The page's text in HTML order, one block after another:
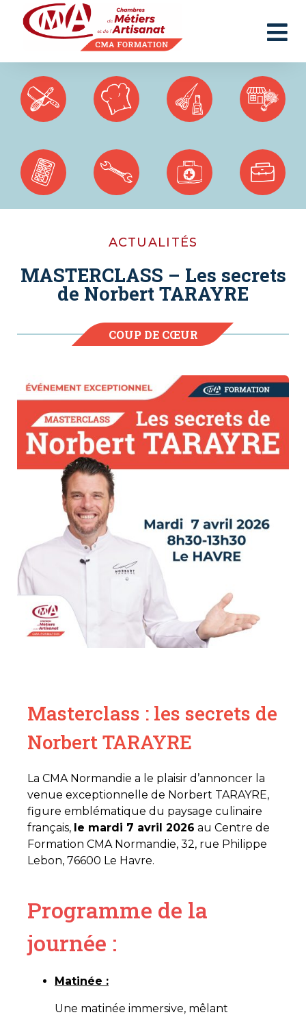
ACTUALITÉS
MASTERCLASS – Les secrets
de Norbert TARAYRE
COUP DE CŒUR
Masterclass : les secrets de
Norbert TARAYRE
La CMA Normandie a le plaisir d’annoncer la
venue exceptionnelle de Norbert TARAYRE,
figure emblématique du paysage culinaire
français, le mardi 7 avril 2026 au Centre de
Formation CMA Normandie, 32, rue Philippe
Lebon, 76600 Le Havre.
Programme de la
journée :​
Matinée :
Une matinée immersive, mêlant
Panneau de gestion des cookies